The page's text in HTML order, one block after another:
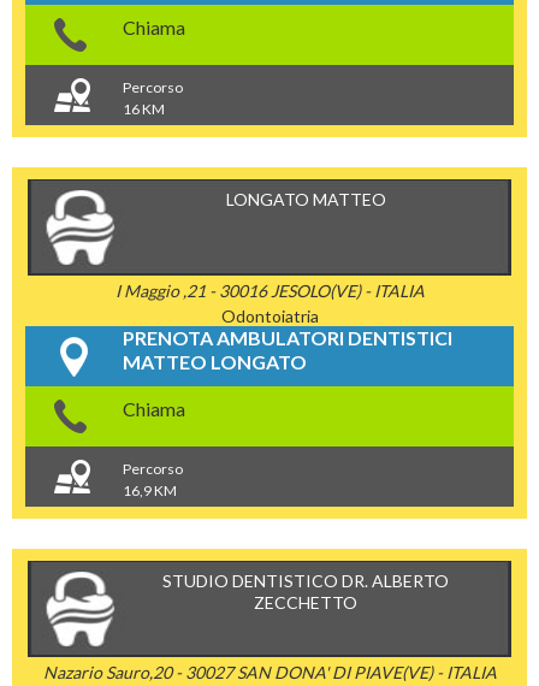
Chiama
Percorso
16 KM
LONGATO MATTEO
I Maggio ,21 - 30016 JESOLO(VE) - ITALIA
Odontoiatria
PRENOTA AMBULATORI DENTISTICI
MATTEO LONGATO
Chiama
Percorso
16,9 KM
STUDIO DENTISTICO DR. ALBERTO
ZECCHETTO
Nazario Sauro,20 - 30027 SAN DONA' DI PIAVE(VE) - ITALIA